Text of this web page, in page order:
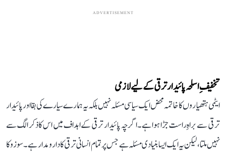
ADVERTISEMENT
تخفیفِ اسلحہ پائیدار ترقی کے لیے لازمی
ایٹمی ہتھیاروں کا خاتمہ محض ایک سیاسی مسئلہ نہیں بلکہ یہ ہمارے سیارے کی بقا اور پائیدار
ترقی سے براہِ راست جڑا ہوا ہے۔ اگرچہ پائیدار ترقی کے اہداف میں اس کا ذکر الگ سے
نہیں ملتا، لیکن یہ ایک ایسا بنیادی مسئلہ ہے جس پر تمام انسانی ترقی کا دارومدار ہے۔ سوزوکا